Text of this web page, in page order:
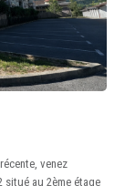
venez
situé au 2ème étage